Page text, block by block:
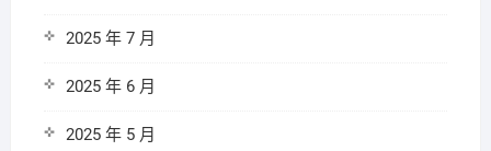
2025 年 7 月
2025 年 6 月
2025 年 5 月